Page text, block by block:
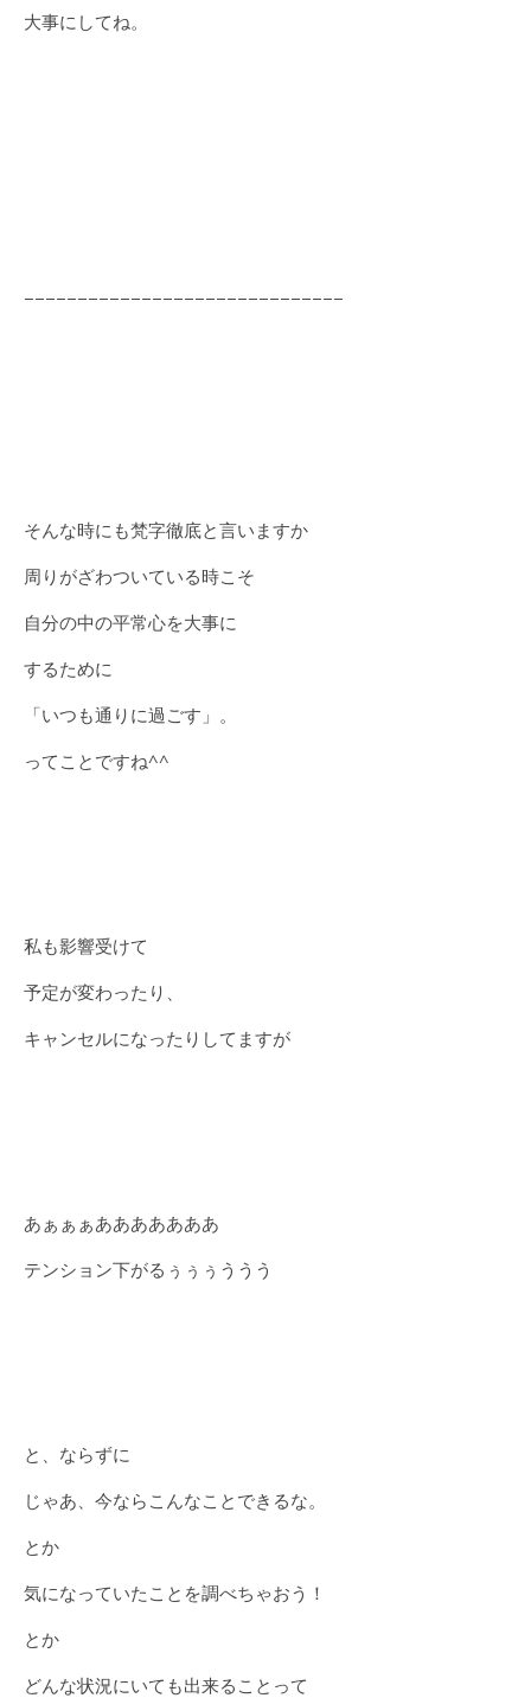
大事にしてね。
−−−−−−−−−−−−−−−−−−−−−−−−−−−−−−
そんな時にも梵字徹底と言いますか
周りがざわついている時こそ
自分の中の平常心を大事に
するために
「いつも通りに過ごす」。
ってことですね^^
私も影響受けて
予定が変わったり、
キャンセルになったりしてますが
あぁぁぁあああああああ
テンション下がるぅぅぅううう
と、ならずに
じゃあ、今ならこんなことできるな。
とか
気になっていたことを調べちゃおう！
とか
どんな状況にいても出来ることって